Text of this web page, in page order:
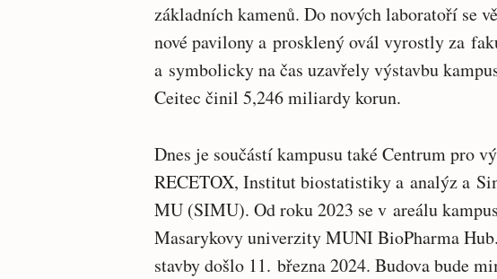
základních kamenů. Do nových laboratoří se
nové pavilony a prosklený ovál vyrostly za
a symbolicky na čas uzavřely výstavbu
Ceitec činil 5,246 miliardy korun.
Dnes je součástí kampusu také Centrum pro
RECETOX, Institut biostatistiky a analýz a
MU (SIMU). Od roku 2023 se v areálu
Masarykovy univerzity MUNI BioPharma
stavby došlo 11. března 2024. Budova bude